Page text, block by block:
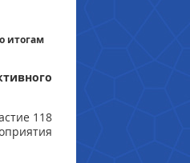
итогам
118